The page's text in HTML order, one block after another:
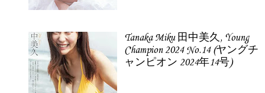
Tanaka Miku 田中美久, Young
Champion 2024 No.14 (ヤングチ
ャンピオン 2024年14号)